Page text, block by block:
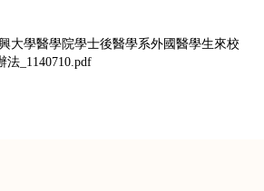
大學醫學院學士後醫學系外國醫學生來校
_1140710.pdf